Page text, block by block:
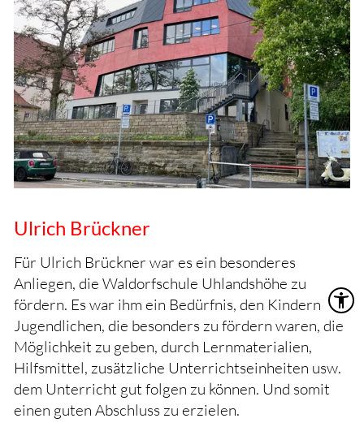
Deutsche Stiftung Wiederbelebung
Paula und Dieter Hassler-Stiftung
Stiftung Hochschule Pforzheim
Eckhard Hoffmeister-Stiftung
Stiftung zur Foerderung des Leistungs-
und Wettkampfsports
Stiftung Peter Jacobi
Planet Kaizen-Stiftung
Stiftung Kinderklinik Schömberg
Angela Kopp-Stiftung
Udo Lindenberg-Stiftung
Mario-Stiftung
Ulrich Brückner
Für Ulrich Brückner war es ein besonderes
Anliegen, die Waldorfschule Uhlandshöhe zu
fördern. Es war ihm ein Bedürfnis, den Kindern und
Jugendlichen, die besonders zu fördern waren, die
Möglichkeit zu geben, durch Lernmaterialien,
Hilfsmittel, zusätzliche Unterrichtseinheiten usw.
dem Unterricht gut folgen zu können. Und somit
einen guten Abschluss zu erzielen.